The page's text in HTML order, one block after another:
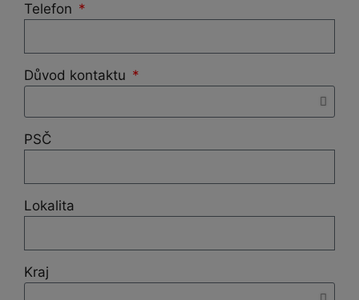
Telefon
Důvod kontaktu
PSČ
Lokalita
Kraj